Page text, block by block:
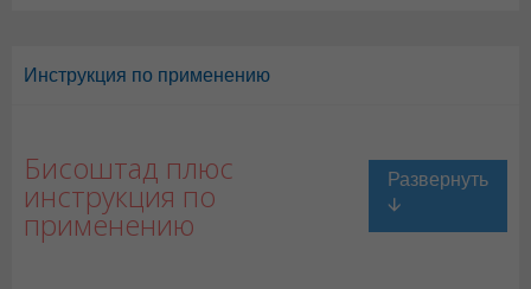
Инструкция по применению
Бисоштад плюс
инструкция по
применению